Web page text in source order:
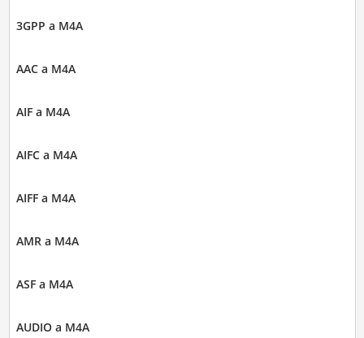
3GPP a M4A
AAC a M4A
AIF a M4A
AIFC a M4A
AIFF a M4A
AMR a M4A
ASF a M4A
AUDIO a M4A